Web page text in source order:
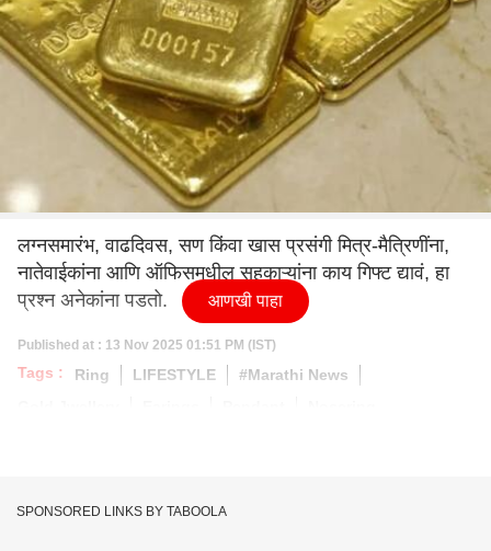
लग्नसमारंभ, वाढदिवस, सण किंवा खास प्रसंगी मित्र-मैत्रिणींना,
नातेवाईकांना आणि ऑफिसमधील सहकाऱ्यांना काय गिफ्ट द्यावं, हा
प्रश्न अनेकांना पडतो.
Published at : 13 Nov 2025 01:51 PM (IST)
Tags : Ring LIFESTYLE
#Marathi News
आणखी पाहा
SPONSORED LINKS BY TABOOLA